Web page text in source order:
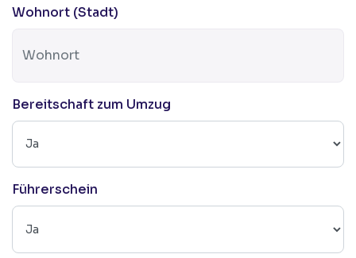
Wohnort (Stadt)
Bereitschaft zum Umzug
Führerschein